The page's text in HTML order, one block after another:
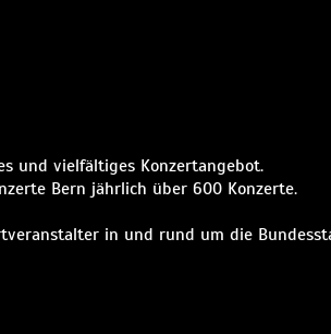
und vielfältiges Konzertangebot.
Bern jährlich über 600 Konzerte.
in und rund um die